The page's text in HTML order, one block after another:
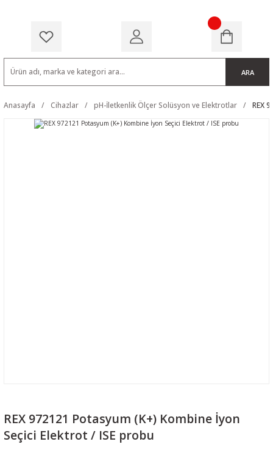
ARA
Anasayfa Cihazlar pH-İletkenlik Ölçer Solüsyon ve Elektrotlar REX
REX 972121 Potasyum (K+) Kombine İyon
Seçici Elektrot / ISE probu